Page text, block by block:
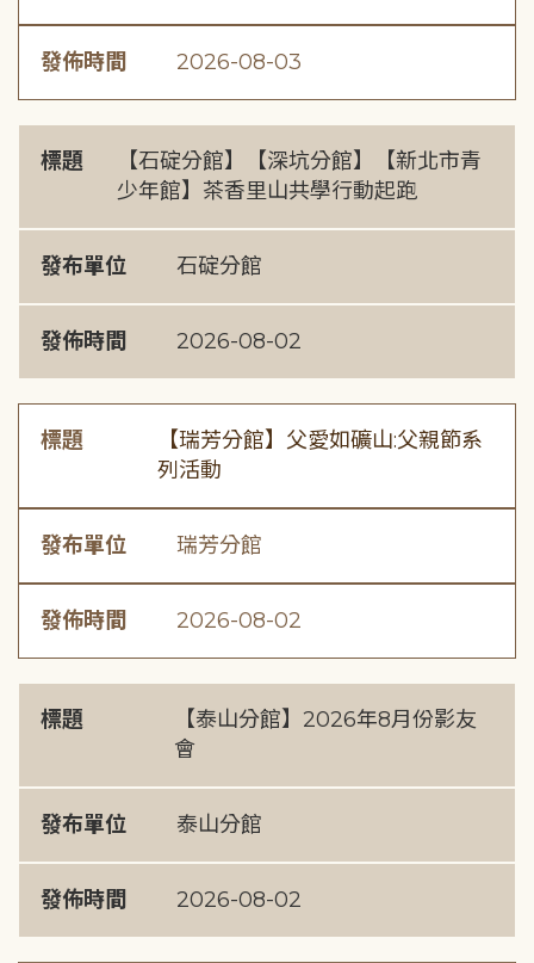
發佈時間 2026-08-03
標題
【石碇分館】【深坑分館】【新北市青
少年館】茶香里山共學行動起跑
發布單位 石碇分館
發佈時間 2026-08-02
標題
【瑞芳分館】父愛如礦山:父親節系
列活動
發布單位 瑞芳分館
發佈時間 2026-08-02
標題
【泰山分館】2026年8月份影友
會
發布單位 泰山分館
發佈時間 2026-08-02